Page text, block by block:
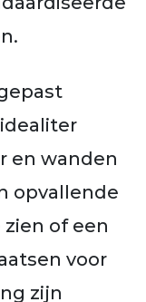
en wanden
opvallende
of een
voor
zijn